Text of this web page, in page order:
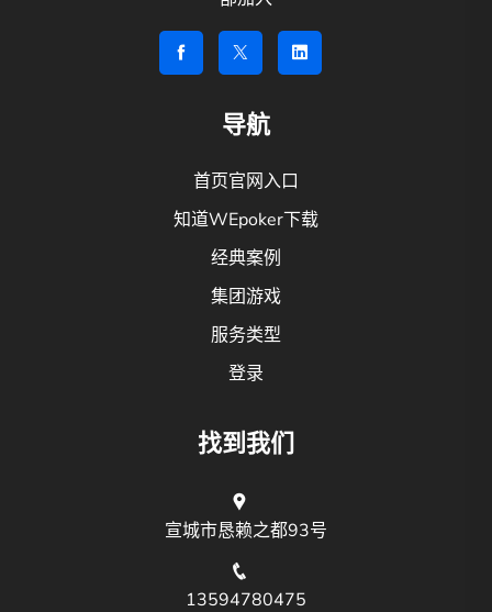
导航
首页官网入口
知道WEpoker下载
经典案例
集团游戏
服务类型
登录
找到我们
宣城市恳赖之都93号
13594780475